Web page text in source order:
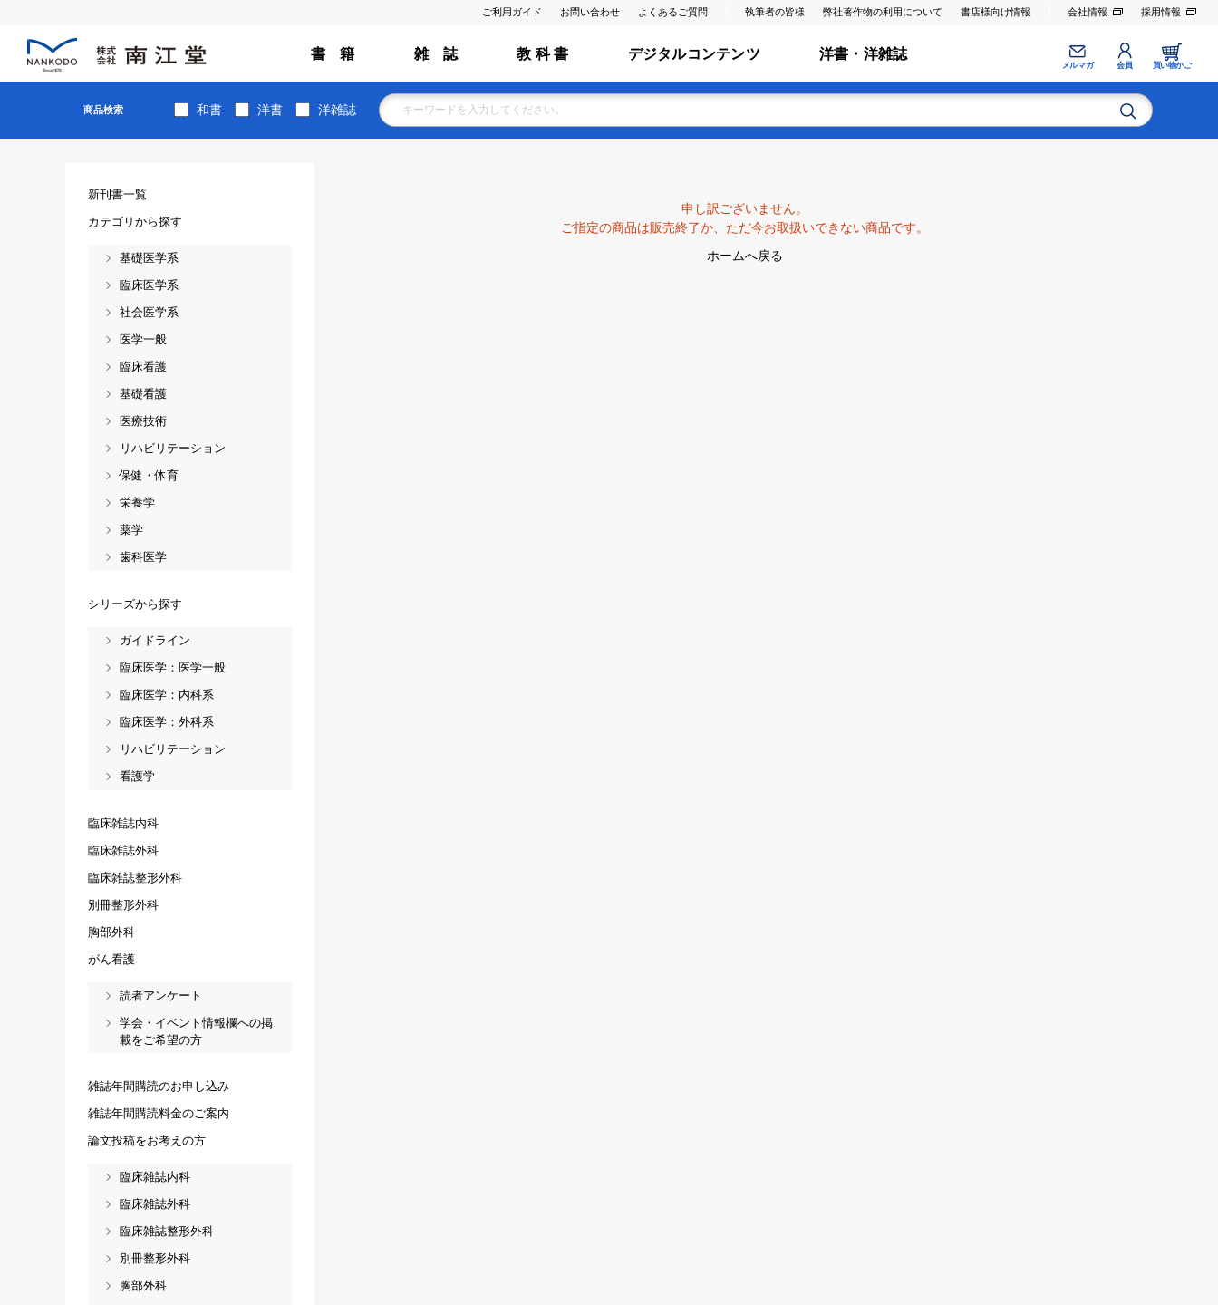
ご利用ガイド お問い合わせ よくあるご質問 執筆者の皆様 弊社著作物の利用について 書店様向け情報 会社情報 採用情報
書 籍 雑 誌 教 科 書 デジタルコンテンツ 洋書・洋雑誌
メルマガ 会員 買い物かご
商品検索 和書 洋書 洋雑誌
申し訳ございません。
ご指定の商品は販売終了か、ただ今お取扱いできない商品です。
ホームへ戻る
新刊書一覧
カテゴリから探す
基礎医学系
臨床医学系
社会医学系
医学一般
臨床看護
基礎看護
医療技術
リハビリテーション
保健・体育
栄養学
薬学
歯科医学
シリーズから探す
ガイドライン
臨床医学：医学一般
臨床医学：内科系
臨床医学：外科系
リハビリテーション
看護学
臨床雑誌内科
臨床雑誌外科
臨床雑誌整形外科
別冊整形外科
胸部外科
がん看護
読者アンケート
学会・イベント情報欄への掲
載をご希望の方
雑誌年間購読のお申し込み
雑誌年間購読料金のご案内
論文投稿をお考えの方
臨床雑誌内科
臨床雑誌外科
臨床雑誌整形外科
別冊整形外科
胸部外科